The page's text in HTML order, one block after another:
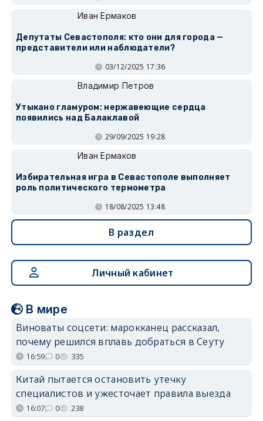
Иван Ермаков
Депутаты Севастополя: кто они для города —
представители или наблюдатели?
03/12/2025 17:36
Владимир Петров
Утыкано гламуром: нержавеющие сердца
появились над Балаклавой
29/09/2025 19:28
Иван Ермаков
Избирательная игра в Севастополе выполняет
роль политического термометра
18/08/2025 13:48
В раздел
Личный кабинет
В мире
Виноваты соцсети: марокканец рассказал,
почему решился вплавь добраться в Сеуту
16:59 0 335
Китай пытается остановить утечку
специалистов и ужесточает правила выезда
16:07 0 238